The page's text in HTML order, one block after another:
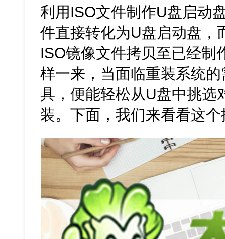
利用ISO文件制作U盘启动
件直接转化为U盘启动盘，
ISO镜像文件拷贝至已经制
样一来，当面临重装系统
具，便能轻松从U盘中挑选
装。下面，我们来看看这